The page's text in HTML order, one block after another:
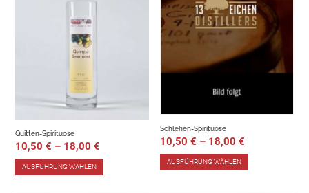
Quitten-Spirituose
10,50€ – 18,00€
AUSFÜHRUNG WÄHLEN
Schlehen-Spirituose
10,50€ – 18,00€
AUSFÜHRUNG WÄHLEN